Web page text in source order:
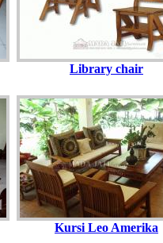
Library chair
Kursi Leo Amerika